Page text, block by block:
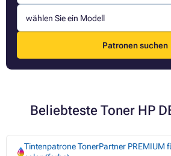
wählen Sie ein Modell
Patronen suchen
Beliebteste Toner HP
Tintenpatrone TonerPartner PREMIUM